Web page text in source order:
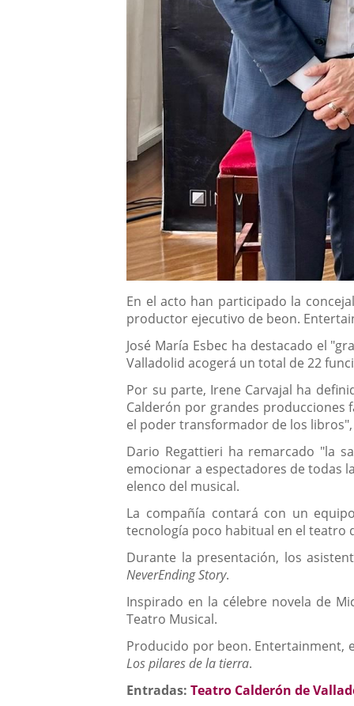
Descripción
En el acto han participado la
productor ejecutivo de beon.
José María Esbec ha destacado el
Valladolid acogerá un total de 22
Por su parte, Irene Carvajal ha
Calderón por grandes producciones
el poder transformador de los
Dario Regattieri ha remarcado "la
emocionar a espectadores de todas
elenco del musical.
La compañía contará con un
tecnología poco habitual en el teatro
Durante la presentación, los
NeverEnding Story.
Inspirado en la célebre novela de
Teatro Musical.
Producido por beon. Entertainment,
Los pilares de la tierra.
Entradas:Teatro Calderón de